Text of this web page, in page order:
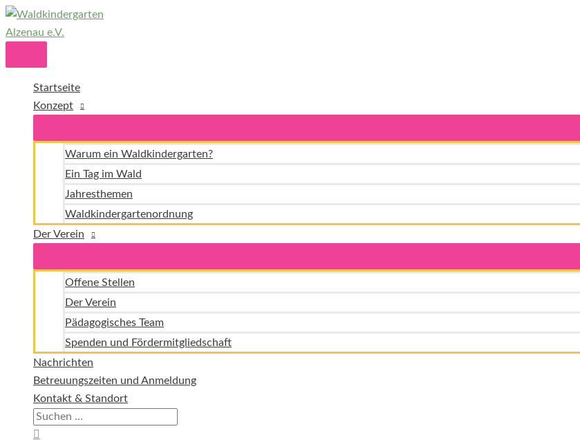
Zum
Inhalt
Startseite
Konzept
Warum ein Waldkindergarten?
Ein Tag im Wald
Jahresthemen
Waldkindergartenordnung
Der Verein
Offene Stellen
Der Verein
Pädagogisches Team
Spenden und Fördermitgliedschaft
Nachrichten
Betreuungszeiten und Anmeldung
Kontakt & Standort
Suchen
nach: